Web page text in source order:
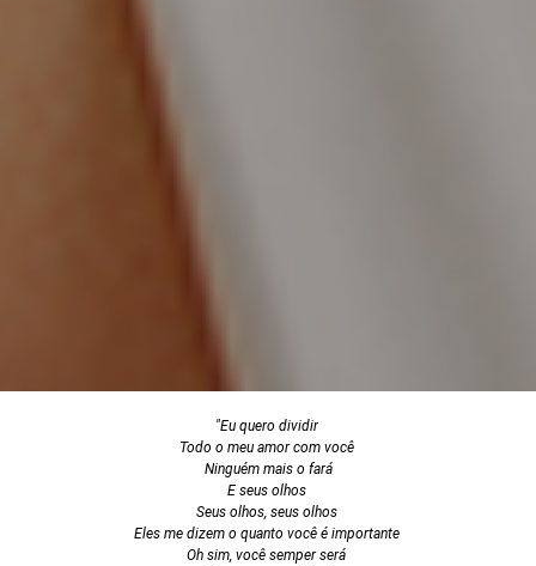
"Eu quero dividir
Todo o meu amor com você
Ninguém mais o fará
E seus olhos
Seus olhos, seus olhos
Eles me dizem o quanto você é importante
Oh sim, você semper será